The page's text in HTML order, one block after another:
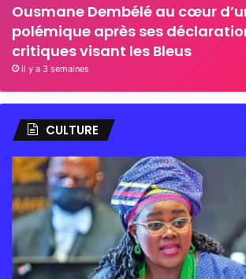
Ousmane Dembélé au cœur
polémique après ses
critiques visant les Bleus
il y a 3 semaines
CULTURE